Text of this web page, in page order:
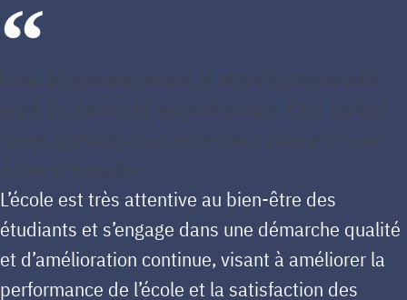
Dans un premier temps, je dirais la convivialité
entre les élèves et les professeurs. C’est un lieu
super agréable dans lequel on a vraiment envie
de venir travailler.
L’école est très attentive au bien-être des
étudiants et s’engage dans une démarche qualité
et d’amélioration continue, visant à améliorer la
performance de l’école et la satisfaction des